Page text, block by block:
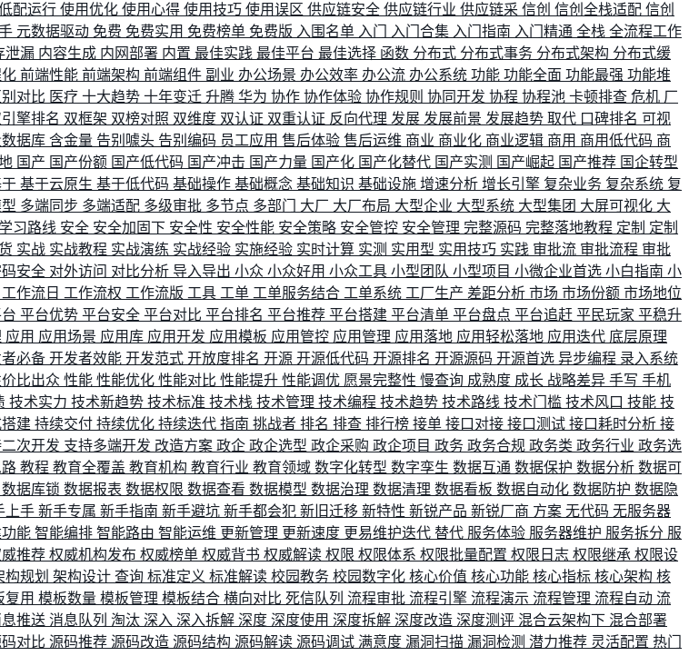
配运行 使用优化 使用心得 使用技巧 使用误区 供应链安全 供应链行业 供应链采 信创 信创全栈适配 信创
元数据驱动 免费 免费实用 免费榜单 免费版 入围名单 入门 入门合集 入门指南 入门精通 全栈 全流程工作
泄漏 内容生成 内网部署 内置 最佳实践 最佳平台 最佳选择 函数 分布式 分布式事务 分布式架构 分布式缓
前端性能 前端架构 前端组件 副业 办公场景 办公效率 办公流 办公系统 功能 功能全面 功能最强 功能堆
别对比 医疗 十大趋势 十年变迁 升腾 华为 协作 协作体验 协作规则 协同开发 协程 协程池 卡顿排查 危机 厂
擎排名 双框架 双榜对照 双维度 双认证 双重认证 反向代理 发展 发展前景 发展趋势 取代 口碑排名 可视
据库 含金量 告别噱头 告别编码 员工应用 售后体验 售后运维 商业 商业化 商业逻辑 商用 商用低代码 商
国产 国产份额 国产低代码 国产冲击 国产力量 国产化 国产化替代 国产实测 国产崛起 国产推荐 国企转型
基于云原生 基于低代码 基础操作 基础概念 基础知识 基础设施 增速分析 增长引擎 复杂业务 复杂系统 复
多端同步 多端适配 多级审批 多节点 多部门 大厂 大厂布局 大型企业 大型系统 大型集团 大屏可视化 大
学习路线 安全 安全加固下 安全性 安全性能 安全策略 安全管控 安全管理 完整源码 完整落地教程 定制 定制
实战 实战教程 实战演练 实战经验 实施经验 实时计算 实测 实用型 实用技巧 实践 审批流 审批流程 审批
安全 对外访问 对比分析 导入导出 小众 小众好用 小众工具 小型团队 小型项目 小微企业首选 小白指南 小
工作流日 工作流权 工作流版 工具 工单 工单服务结合 工单系统 工厂生产 差距分析 市场 市场份额 市场地位
平台优势 平台安全 平台对比 平台排名 平台推荐 平台搭建 平台清单 平台盘点 平台追赶 平民玩家 平稳升
应用 应用场景 应用库 应用开发 应用模板 应用管控 应用管理 应用落地 应用轻松落地 应用迭代 底层原理
必备 开发者效能 开发范式 开放度排名 开源 开源低代码 开源排名 开源源码 开源首选 异步编程 录入系统
比出众 性能 性能优化 性能对比 性能提升 性能调优 愿景完整性 慢查询 成熟度 成长 战略差异 手写 手机
技术实力 技术新趋势 技术标准 技术栈 技术管理 技术编程 技术趋势 技术路线 技术门槛 技术风口 技能 技
建 持续交付 持续优化 持续迭代 指南 挑战者 排名 排查 排行榜 接单 接口对接 接口测试 接口耗时分析 接
次开发 支持多端开发 改造方案 政企 政企选型 政企采购 政企项目 政务 政务合规 政务类 政务行业 政务选
教程 教育全覆盖 教育机构 教育行业 教育领域 数字化转型 数字孪生 数据互通 数据保护 数据分析 数据可
数据库锁 数据报表 数据权限 数据查看 数据模型 数据治理 数据清理 数据看板 数据自动化 数据防护 数据隐
上手 新手专属 新手指南 新手避坑 新手都会犯 新旧迁移 新特性 新锐产品 新锐厂商 方案 无代码 无服务器
能 智能编排 智能路由 智能运维 更新管理 更新速度 更易维护迭代 替代 服务体验 服务器维护 服务拆分 服
推荐 权威机构发布 权威榜单 权威背书 权威解读 权限 权限体系 权限批量配置 权限日志 权限继承 权限设
构规划 架构设计 查询 标准定义 标准解读 校园教务 校园数字化 核心价值 核心功能 核心指标 核心架构 核
复用 模板数量 模板管理 模板结合 横向对比 死信队列 流程审批 流程引擎 流程演示 流程管理 流程自动 流
推送 消息队列 淘汰 深入 深入拆解 深度 深度使用 深度拆解 深度改造 深度测评 混合云架构下 混合部署
对比 源码推荐 源码改造 源码结构 源码解读 源码调试 满意度 漏洞扫描 漏洞检测 潜力推荐 灵活配置 热门